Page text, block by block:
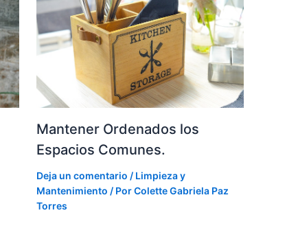
Mantener Ordenados los
Espacios Comunes.
Deja un comentario / Limpieza y
Mantenimiento / PorColette Gabriela Paz
Torres